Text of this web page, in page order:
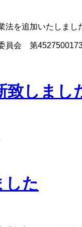
法を追加いたしまし
員会 第
致しまし
した